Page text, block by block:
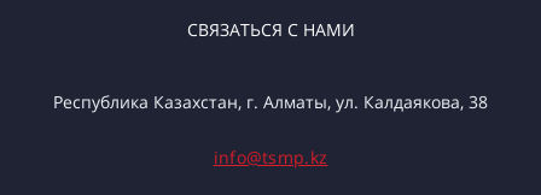
СВЯЗАТЬСЯ С НАМИ
Республика Казахстан, г. Алматы, ул. Калдаякова, 38
info@tsmp.kz